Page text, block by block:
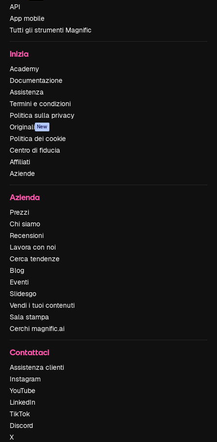
API
App mobile
Tutti gli strumenti Magnific
Inizia
Academy
Documentazione
Assistenza
Termini e condizioni
Politica sulla privacy
Originali New
Politica dei cookie
Centro di fiducia
Affiliati
Aziende
Azienda
Prezzi
Chi siamo
Recensioni
Lavora con noi
Cerca tendenze
Blog
Eventi
Slidesgo
Vendi i tuoi contenuti
Sala stampa
Cerchi magnific.ai
Contattaci
Assistenza clienti
Instagram
YouTube
LinkedIn
TikTok
Discord
X